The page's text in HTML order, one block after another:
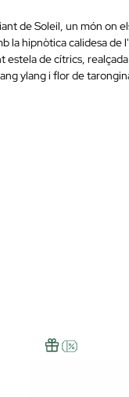
de Soleil, un món on
la hipnòtica calidesa
estela de cítrics,
ylang i flor de